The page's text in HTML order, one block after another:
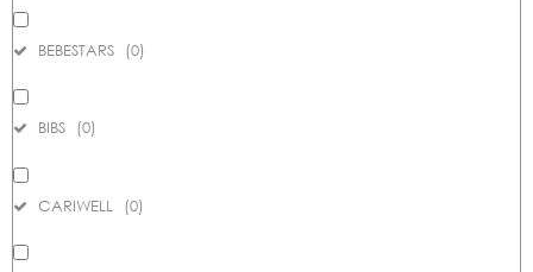
BEBESTARS (0)
BIBS (0)
CARIWELL (0)